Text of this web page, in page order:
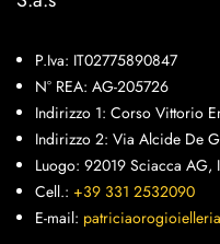
P.Iva: IT02775890847
N° REA: AG-205726
Indirizzo 1: Corso Vittorio
Indirizzo 2: Via Alcide De
Luogo: 92019 Sciacca AG,
Cell.: +39 331 2532090
E-mail: